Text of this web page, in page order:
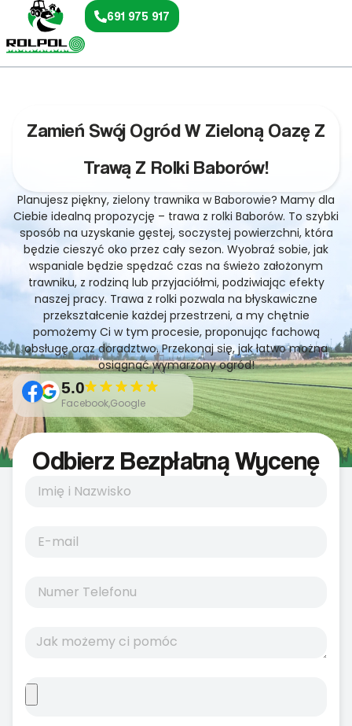
691 975 917
Zamień Swój Ogród W Zieloną Oazę Z
Trawą Z Rolki Baborów!
Planujesz piękny, zielony trawnika w Baborowie? Mamy dla
Ciebie idealną propozycję – trawa z rolki Baborów. To szybki
sposób na uzyskanie gęstej, soczystej powierzchni, która
będzie cieszyć oko przez cały sezon. Wyobraź sobie, jak
wspaniale będzie spędzać czas na świeżo założonym
trawniku, z rodziną lub przyjaciółmi, podziwiając efekty
naszej pracy. Trawa z rolki pozwala na błyskawiczne
przekształcenie każdej przestrzeni, a my chętnie
pomożemy Ci w tym procesie, proponując fachową
obsługę oraz doradztwo. Przekonaj się, jak łatwo można
osiągnąć wymarzony ogród!
5.0
Facebook,Google
Odbierz Bezpłatną Wycenę